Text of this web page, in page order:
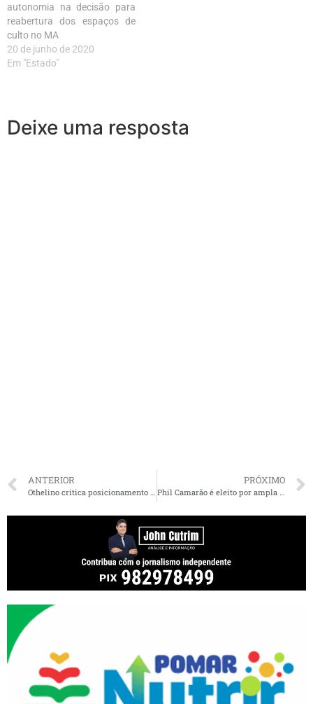
autonomia na decisão para
reabertura dos espaços de
culto no MA
20 de junho de 2020
Em "Estado"
Deixe uma resposta
ANTERIOR
Othelino critica posicionamento de Bolsonaro sobre vazamento de óleo e eleição na Argentina
PRÓXIMO
Phil Camarão é eleito por ampla maioria para a Academia Maranhense de Medicina